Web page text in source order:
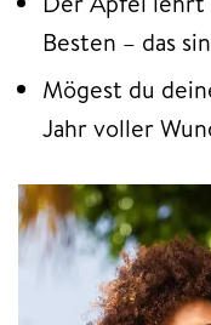
Besten – das
Mögest du
Jahr voller